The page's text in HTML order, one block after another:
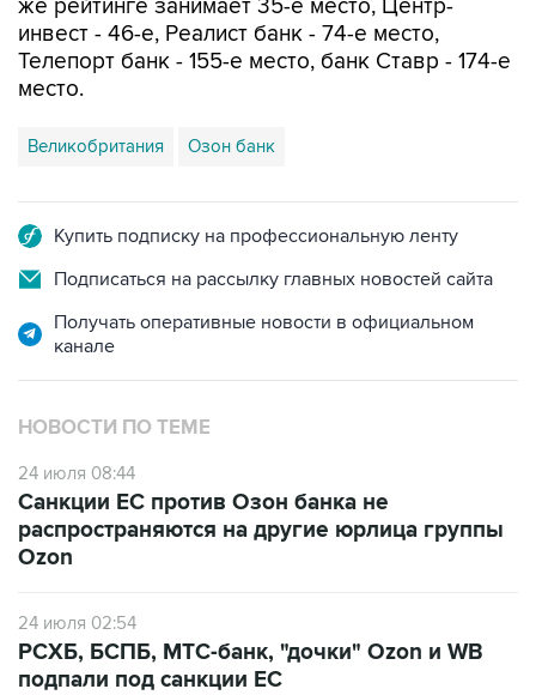
же рейтинге занимает 35-е место, Центр-
инвест - 46-е, Реалист банк - 74-е место,
Телепорт банк - 155-е место, банк Ставр - 174-е
место.
Великобритания Озон банк
Купить подписку на профессиональную ленту
Подписаться на рассылку главных новостей сайта
Получать оперативные новости в официальном
канале
НОВОСТИ ПО ТЕМЕ
24 июля 08:44
Санкции ЕС против Озон банка не
распространяются на другие юрлица группы
Ozon
24 июля 02:54
РСХБ, БСПБ, МТС-банк, "дочки" Ozon и WB
подпали под санкции ЕС